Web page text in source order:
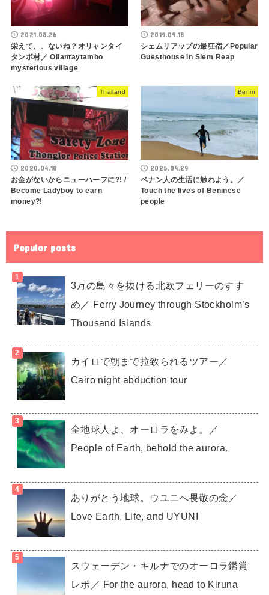
2021.08.26
栄えて、、ないね？オリャンタイ
タンボ村／ Ollantaytambo
mysterious village
2019.09.18
シェムリアップの最狂宿／Popular
Guesthouse in Siem Reap
Thailand
2020.04.18
お金がないからニューハーフに?! /
Become Ladyboy to earn
money?!
Benin
2025.04.29
ベナン人の生活に触れよう。／
Touch the lives of Beninese
people
Popular posts
3万の島々を抜ける北欧フェリーのすす
め／ Ferry Journey through Stockholm’s
Thousand Islands
カイロで朝まで拉致られるツアー／
Cairo night abduction tour
全地球人よ、オーロラをみよ。／
People of Earth, behold the aurora.
ありがとう地球。ウユニへ畏敬の念／
Love Earth, Life, and UYUNI
スウェーデン・キルナでのオーロラ鑑賞
レポ／ For the aurora, head to Kiruna